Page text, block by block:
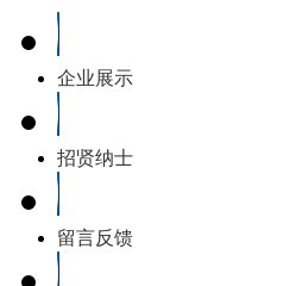
企业展示
招贤纳士
留言反馈